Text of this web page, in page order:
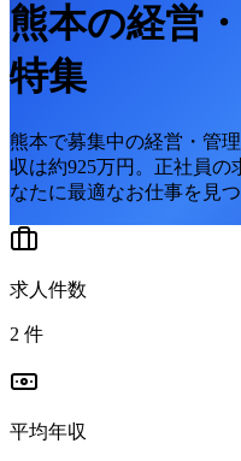
熊本の経営
特集
熊本で募集中の経営・管
収は約925万円。 正社員の
なたに最適なお仕事を見つ
求人件数
2 件
平均年収